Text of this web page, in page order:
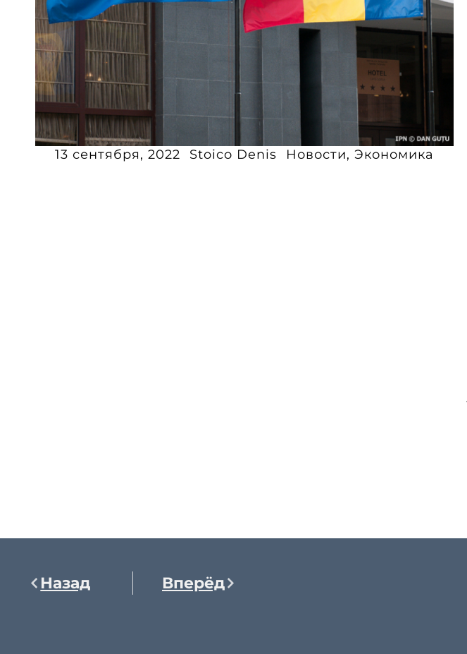
13 сентября, 2022 Stoico Denis Новости,Экономика
Назад Вперёд